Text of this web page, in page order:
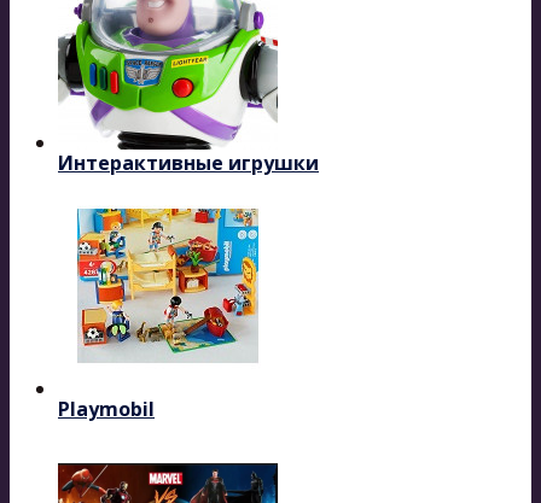
Интерактивные игрушки
Playmobil